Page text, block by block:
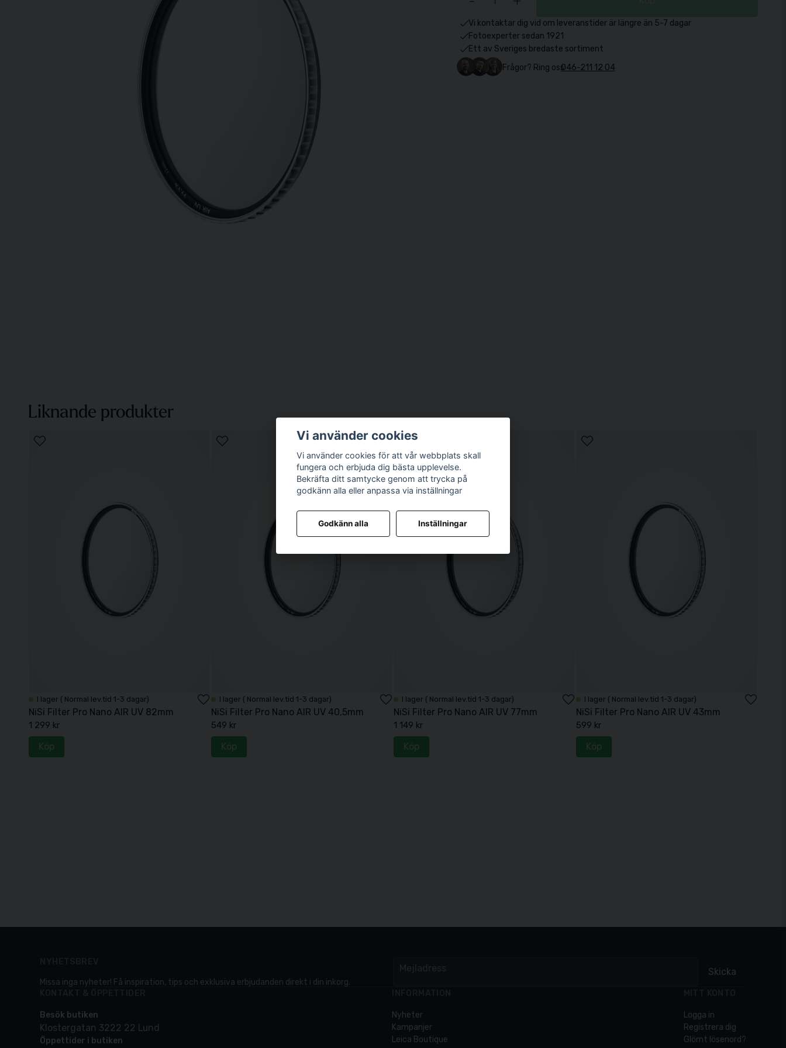
Vi kontaktar dig vid om leveranstider är längre än 5-7 dagar
Fotoexperter sedan 1921
Ett av Sveriges bredaste sortiment
Frågor? Ring oss046-211 12 04
Liknande produkter
I lager ( Normal lev.tid 1-3 dagar)
NiSi Filter Pro Nano AIR UV 82mm
1 299 kr
Köp
I lager ( Normal lev.tid 1-3 dagar)
NiSi Filter Pro Nano AIR UV 40,5mm
549 kr
Köp
I lager ( Normal lev.tid 1-3 dagar)
NiSi Filter Pro Nano AIR UV 77mm
1 149 kr
Köp
I lager ( Normal lev.tid 1-3 dagar)
NiSi Filter Pro Nano AIR UV 43mm
599 kr
Köp
Skicka
Missa inga nyheter! Få inspiration, tips och exklusiva erbjudanden direkt i din inkorg.
Besök butiken
Klostergatan 3222 22 Lund
Öppettider i butiken
Nyheter
Kampanjer
Leica Boutique
Logga in
Registrera dig
Glömt lösenord?
Vi använder cookies
Vi använder cookies för att vår webbplats skall
fungera och erbjuda dig bästa upplevelse.
Bekräfta ditt samtycke genom att trycka på
godkänn alla eller anpassa via inställningar
Godkänn alla Inställningar